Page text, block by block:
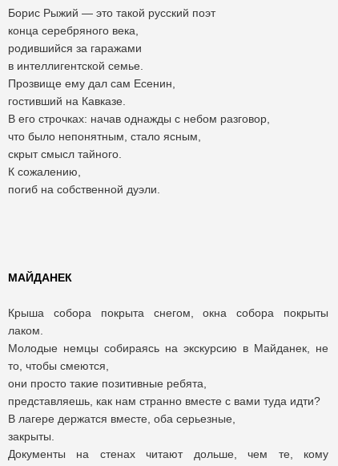
Борис Рыжий — это такой русский поэт
конца серебряного века,
родившийся за гаражами
в интеллигентской семье.
Прозвище ему дал сам Есенин,
гостивший на Кавказе.
В его строчках: начав однажды с небом разговор,
что было непонятным, стало ясным,
скрыт смысл тайного.
К сожалению,
погиб на собственной дуэли.
МАЙДАНЕК
Крыша собора покрыта снегом, окна собора покрыты
лаком.
Молодые немцы собираясь на экскурсию в Майданек, не
то, чтобы смеются,
они просто такие позитивные ребята,
представляешь, как нам странно вместе с вами туда идти?
В лагере держатся вместе, оба серьезные,
закрыты.
Документы на стенах читают дольше, чем те, кому